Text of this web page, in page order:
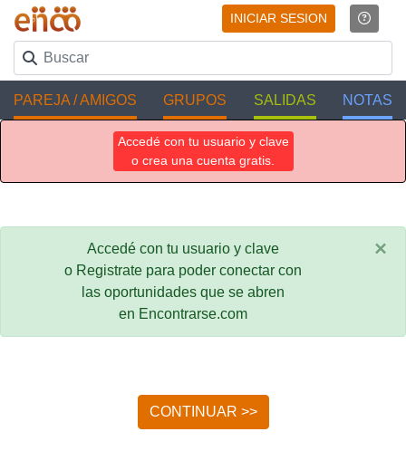
INICIAR SESION
PAREJA / AMIGOS GRUPOS SALIDAS NOTAS
Accedé con tu usuario y clave
o crea una cuenta gratis.
Accedé con tu usuario y clave
o Registrate para poder conectar con
las oportunidades que se abren
en Encontrarse.com
×
CONTINUAR >>